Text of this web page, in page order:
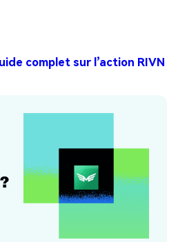
complet sur l’action RIVN